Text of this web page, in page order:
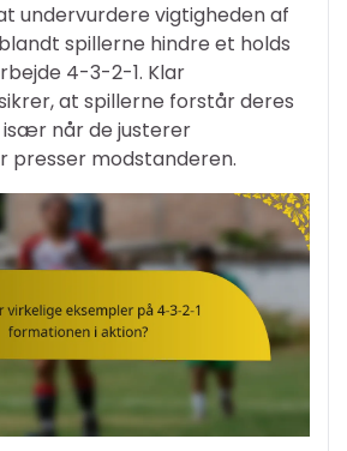
undervurdere vigtigheden af
spillerne hindre et holds
4-3-2-1. Klar
at spillerne forstår deres
især når de justerer
presser modstanderen.